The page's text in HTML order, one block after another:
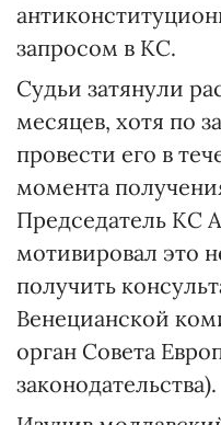
запросом в КС.
Судьи затянули
месяцев, хотя по
провести его в
момента
Председатель КС
мотивировал это
получить
Венецианской
орган Совета
законодательства).